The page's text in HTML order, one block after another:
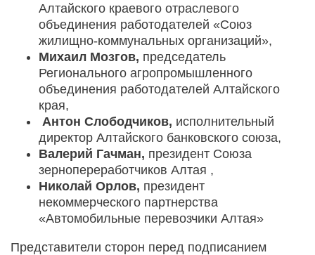
Алтайского краевого отраслевого
объединения работодателей «Союз
жилищно-коммунальных организаций»,
Михаил Мозгов, председатель
Регионального агропромышленного
объединения работодателей Алтайского
края,
Антон Слободчиков, исполнительный
директор Алтайского банковского союза,
Валерий Гачман, президент Союза
зернопереработчиков Алтая ,
Николай Орлов, президент
некоммерческого партнерства
«Автомобильные перевозчики Алтая»
Представители сторон перед подписанием